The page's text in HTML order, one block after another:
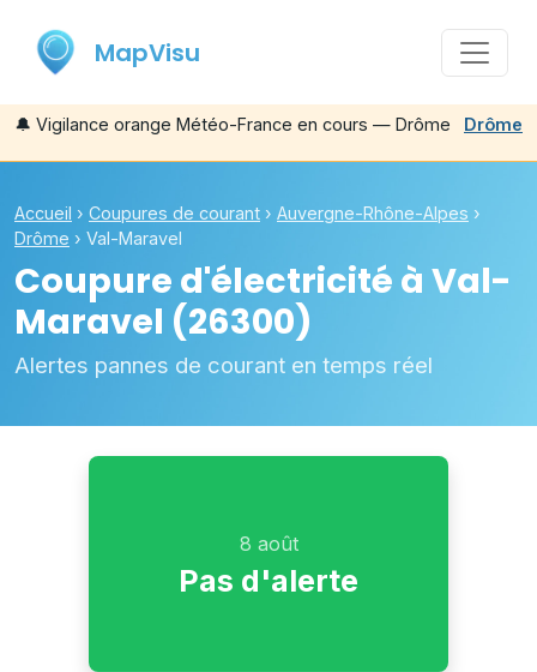
MapVisu
🔔 Vigilance orange Météo-France en cours — Drôme Drôme
Accueil › Coupures de courant › Auvergne-Rhône-Alpes ›
Drôme › Val-Maravel
Coupure d'électricité à Val-
Maravel (26300)
Alertes pannes de courant en temps réel
8 août
Pas d'alerte